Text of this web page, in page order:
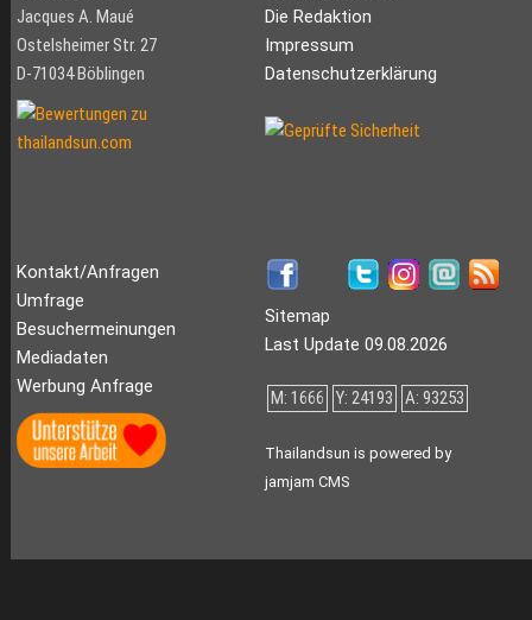
Jacques A. Maué
Ostelsheimer Str. 27
D-71034 Böblingen
Die Redaktion
Impressum
Datenschutzerklärung
Kontakt/Anfragen
Umfrage
Besuchermeinungen
Mediadaten
Werbung Anfrage
Sitemap
Last Update 09.08.2026
M: 1666 Y: 24193 A: 93253
Thailandsun is powered by
jamjam CMS